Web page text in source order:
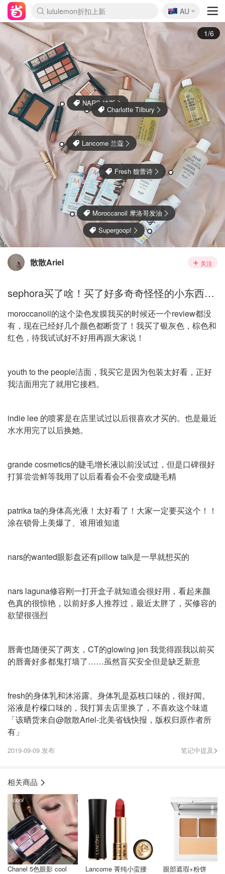
lululemon折扣上新
Sasa美妆护肤3.5折
SSENSE年中3折
FreshBeauty好价汇总
Cettire降价+叠9折
WWS Coles超市实拍
viagogo二手票捡漏
Myer超级周末1折
The Outnet奢牌1折起
David Jones 3折起
Flannels大牌1折
Perfumes Club护肤1折
AMIRO返校季6.2折
Amazon折扣汇总
eToro入金$200送$50
Amazon数码好物
ICONIC本周7.5折
ThedoubleF高奢地板价
Moose Knuckles 6折
丝芙兰5折起
EUFY官网3.7折起
Selenichast首饰2折
Trip机票酒店促销
YSL送5件彩妆礼
Amazon家居好物
Amazon美妆护肤
雅漾大喷$8
过敏原检测盒$33
伊索独家赠50ml沐浴露
科颜氏清仓3折
SEALIFE海洋馆门票6折
丝塔芙大白罐$16
订阅Newsletter送香薰
Cult Beauty 6.8折
Harrods圣诞日历2.3折
LN-CC奢牌私促3折
d'Alba空姐喷雾$16
EVE LOM套装逆天2折
Bernardelli独家4折
Adore Beauty 6折起
CT圣诞日历
Mytheresa奢品2.7折
Luxury Escapes 9折
Currentbody美容仪9折
MOON Garden Live
Roborock扫地机3.7折
Tingo Life水杯$24
Valentino官网5折
CR洗发护发6.3折
修丽可套装7.4折
Myer彩妆2件7折
GANNI官网4.5折
Stylevana韩妆4折
Tessabit高奢8.5折
OGX洗护4折
Amazon阿德莱德次日达
卡诗8.5折+赠礼
Philips Hue灯具8折
🇦🇺
AU
2/6
散散Ariel 关注
sephora买了啥！买了好多奇奇怪怪的小东西…
moroccanoil的这个染色发膜我买的时候还一个review都没
有，现在已经好几个颜色都断货了！我买了银灰色，棕色和
红色，待我试试好不好用再跟大家说！
youth to the people洁面，我买它是因为包装太好看，正好
我洁面用完了就用它接档。
indie lee 的喷雾是在店里试过以后很喜欢才买的。也是最近
水水用完了以后换她。
grande cosmetics的睫毛增长液以前没试过，但是口碑很好
打算尝尝鲜等我用了以后看看会不会变成睫毛精
patrika ta的身体高光液！太好看了！大家一定要买这个！！
涂在锁骨上美爆了、谁用谁知道
nars的wanted眼影盘还有pillow talk是一早就想买的
nars laguna修容刚一打开盒子就知道会很好用，看起来颜
色真的很惊艳，以前好多人推荐过，最近太胖了，买修容的
欲望很强烈
唇膏也随便买了两支，CT的glowing jen 我觉得跟我以前买
的唇膏好多都鬼打墙了……虽然盲买安全但是缺乏新意
fresh的身体乳和沐浴露。身体乳是荔枝口味的，很好闻。
浴液是柠檬口味的，我打算去店里换了，不喜欢这个味道
「该晒货来自@散散Ariel-北美省钱快报，版权归原作者所
有」
2019-09-09 发布 笔记中提及
相关商品
Chanel 5色眼影 cool Lancome 菁纯小蛮腰 眼部遮瑕+粉饼